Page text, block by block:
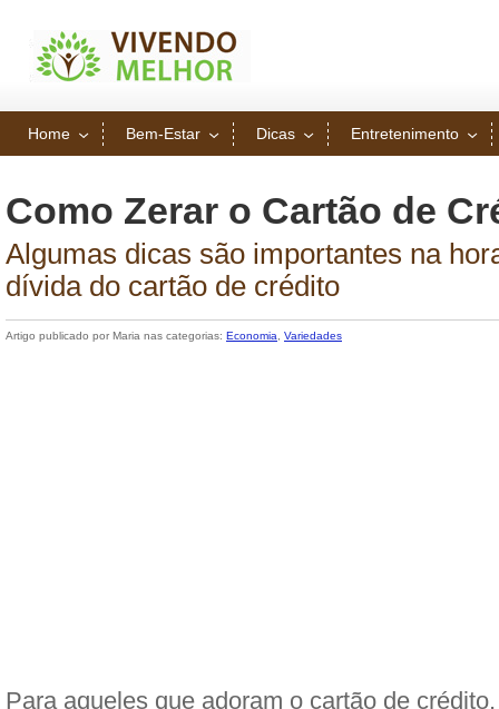
Home Bem-Estar Dicas Entretenimento
Como Zerar o Cartão de
Algumas dicas são importantes na
dívida do cartão de crédito
Artigo publicado por Maria nas categorias: Economia Variedades
Para aqueles que adoram o cartão de